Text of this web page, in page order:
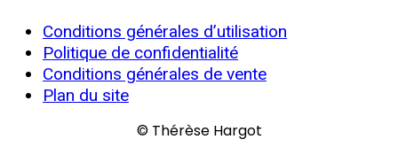
Conditions générales d’utilisation
Politique de confidentialité
Conditions générales de vente
Plan du site
© Thérèse Hargot